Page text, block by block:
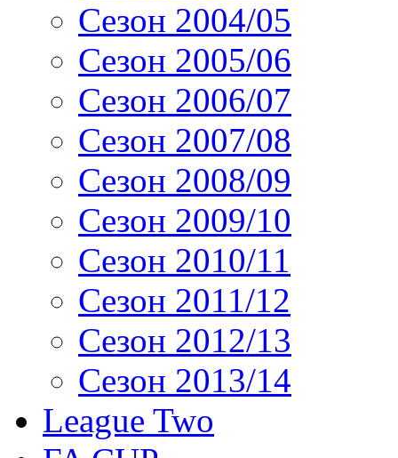
Сезон 2004/05
Сезон 2005/06
Сезон 2006/07
Сезон 2007/08
Сезон 2008/09
Сезон 2009/10
Сезон 2010/11
Сезон 2011/12
Сезон 2012/13
Сезон 2013/14
League Two